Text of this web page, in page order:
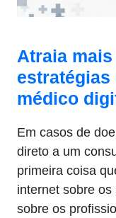
Atraia
estratégias
médico
Em casos de
direto a um
primeira coisa
internet sobre
sobre os